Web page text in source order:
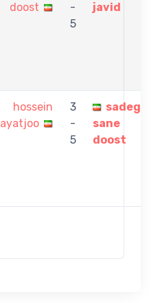
doost
-
5
javid
hossein
3
-
5
sadegh
sane
doost